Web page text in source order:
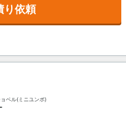
り依頼
ベル(ミニユンボ)